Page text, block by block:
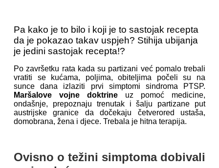
Pa kako je to bilo i koji je to sastojak recepta
da je pokazao takav uspjeh? Stihija ubijanja
je jedini sastojak recepta!?
Po završetku rata kada su partizani već pomalo trebali
vratiti se kućama, poljima, obiteljima počeli su na
sunce dana izlaziti prvi simptomi sindroma PTSP.
Maršalove vojne doktrine uz pomoć medicine,
ondašnje, prepoznaju trenutak i šalju partizane put
austrijske granice da dočekaju četverored ustaša,
domobrana, žena i djece. Trebala je hitna terapija.
Ovisno o težini simptoma dobivali